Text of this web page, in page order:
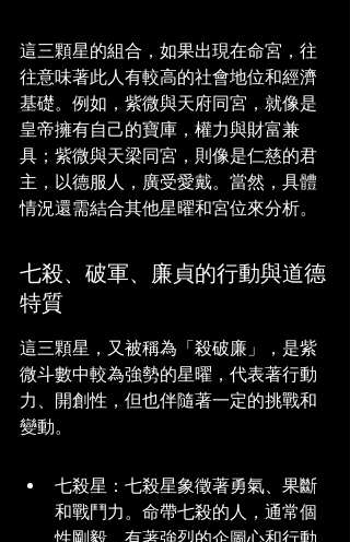
這三顆星的組合，如果出現在命宮，往
往意味著此人有較高的社會地位和經濟
基礎。例如，紫微與天府同宮，就像是
皇帝擁有自己的寶庫，權力與財富兼
具；紫微與天梁同宮，則像是仁慈的君
主，以德服人，廣受愛戴。當然，具體
情況還需結合其他星曜和宮位來分析。
七殺、破軍、廉貞的行動與道德
特質
這三顆星，又被稱為「殺破廉」，是紫
微斗數中較為強勢的星曜，代表著行動
力、開創性，但也伴隨著一定的挑戰和
變動。
七殺星：七殺星象徵著勇氣、果斷
和戰鬥力。命帶七殺的人，通常個